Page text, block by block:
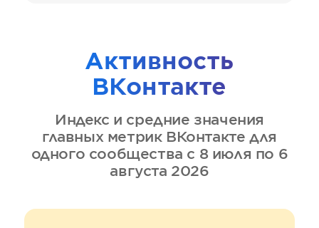
Активность
ВКонтакте
Индекс и средние значения
главных метрик ВКонтакте для
одного сообщества с 8 июля по 6
августа 2026